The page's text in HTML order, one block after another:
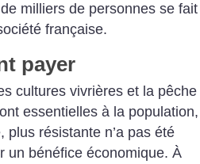
milliers de personnes se fait
française.
payer
cultures vivrières et la pêche
essentielles à la population,
résistante n’a pas été
un bénéfice économique. À